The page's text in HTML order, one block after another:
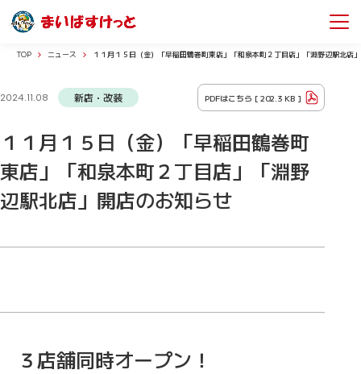
TOP ニュース １１月１５日（金）「早稲田鶴巻町東店」「和泉本町２丁目店」「淵野辺駅北店
2024.11.08 新店・改装 PDFはこちら [202.3 KB ]
１１月１５日（金）「早稲田鶴巻町
東店」「和泉本町２丁目店」「淵野
辺駅北店」開店のお知らせ
３店舗同時オープン！